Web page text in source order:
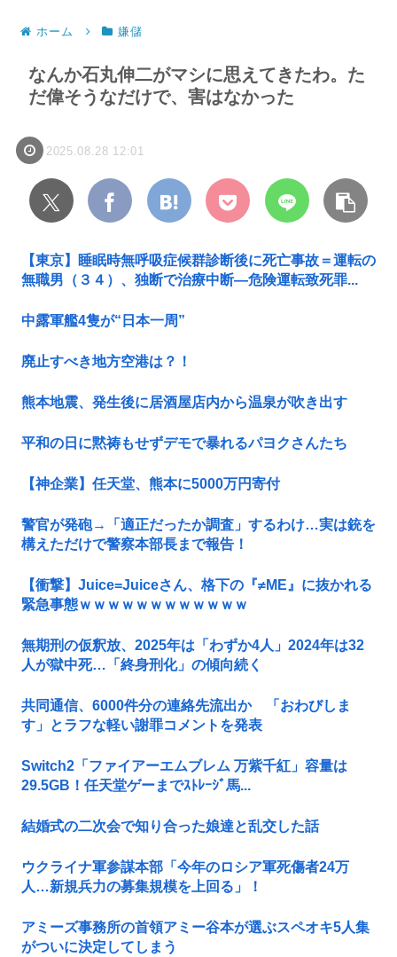
ホーム 嫌儲
なんか石丸伸二がマシに思えてきたわ。た
だ偉そうなだけで、害はなかった
2025.08.28 12:01
【東京】睡眠時無呼吸症候群診断後に死亡事故＝運転の
無職男（３４）、独断で治療中断―危険運転致死罪...
中露軍艦4隻が“日本一周”
廃止すべき地方空港は？！
熊本地震、発生後に居酒屋店内から温泉が吹き出す
平和の日に黙祷もせずデモで暴れるパヨクさんたち
【神企業】任天堂、熊本に5000万円寄付
警官が発砲→「適正だったか調査」するわけ…実は銃を
構えただけで警察本部長まで報告！
【衝撃】Juice=Juiceさん、格下の『≠ME』に抜かれる
緊急事態ｗｗｗｗｗｗｗｗｗｗｗｗ
無期刑の仮釈放、2025年は「わずか4人」2024年は32
人が獄中死…「終身刑化」の傾向続く
共同通信、6000件分の連絡先流出か 「おわびしま
す」とラフな軽い謝罪コメントを発表
Switch2「ファイアーエムブレム 万紫千紅」容量は
29.5GB！任天堂ゲーまでｽﾄﾚｰｼﾞ馬...
結婚式の二次会で知り合った娘達と乱交した話
ウクライナ軍参謀本部「今年のロシア軍死傷者24万
人…新規兵力の募集規模を上回る」！
アミーズ事務所の首領アミー谷本が選ぶスペオキ5人集
がついに決定してしまう